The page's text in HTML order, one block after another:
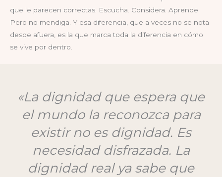
que le parecen correctas. Escucha. Considera. Aprende.
Pero no mendiga. Y esa diferencia, que a veces no se nota
desde afuera, es la que marca toda la diferencia en cómo
se vive por dentro.
«La dignidad que espera que
el mundo la reconozca para
existir no es dignidad. Es
necesidad disfrazada. La
dignidad real ya sabe que